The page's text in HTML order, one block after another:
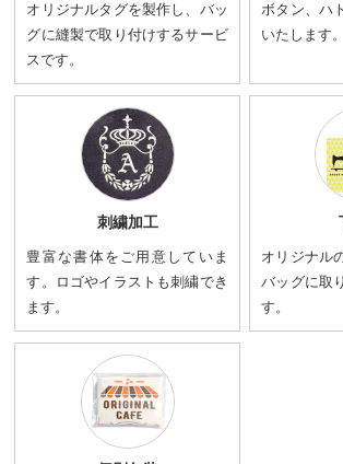
オリジナルタグを製作し、バッ
グに縫製で取り付けするサービ
スです。
ボタン、ハ
いたします。
刺繍加工
豊富な書体をご用意していま
す。ロゴやイラストも刺繍でき
ます。
オリジナル
バッグに取
す。